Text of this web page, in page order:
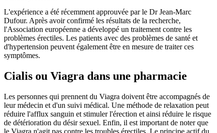
L'expérience a été récemment approuvée par le Dr Jean-Marc
Dufour. Après avoir confirmé les résultats de la recherche,
l'Association européenne a développé un traitement contre les
problèmes érectiles. Les patients avec des problèmes de santé et
d'hypertension peuvent également être en mesure de traiter ces
symptômes.
Cialis ou Viagra dans une pharmacie
Les personnes qui prennent du Viagra doivent être accompagnés de
leur médecin et d'un suivi médical. Une méthode de relaxation peut
réduire l'afflux sanguin et stimuler l'érection et ainsi réduire le risque
de détérioration du désir sexuel. Enfin, il est important de noter que
le Viagra n'agit pas contre les troubles érectiles. Le principe actif du